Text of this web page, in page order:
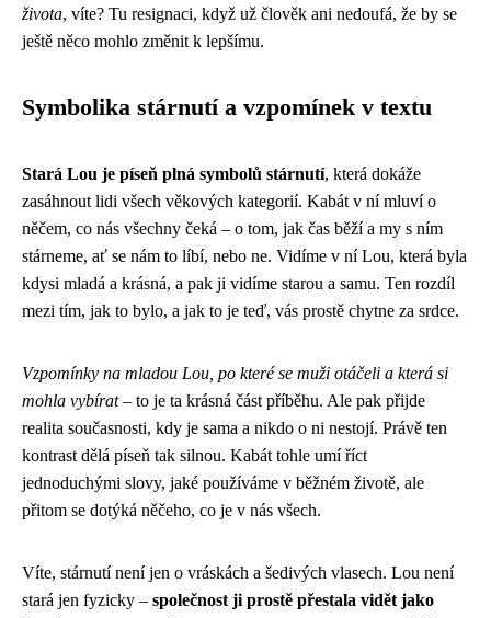
života, víte? Tu resignaci, když už člověk ani nedoufá, že by se
ještě něco mohlo změnit k lepšímu.
Symbolika stárnutí a vzpomínek v textu
Stará Lou je píseň plná symbolů stárnutí, která dokáže
zasáhnout lidi všech věkových kategorií. Kabát v ní mluví o
něčem, co nás všechny čeká – o tom, jak čas běží a my s ním
stárneme, ať se nám to líbí, nebo ne. Vidíme v ní Lou, která byla
kdysi mladá a krásná, a pak ji vidíme starou a samu. Ten rozdíl
mezi tím, jak to bylo, a jak to je teď, vás prostě chytne za srdce.
Vzpomínky na mladou Lou, po které se muži otáčeli a která si
mohla vybírat– to je ta krásná část příběhu. Ale pak přijde
realita současnosti, kdy je sama a nikdo o ni nestojí. Právě ten
kontrast dělá píseň tak silnou. Kabát tohle umí říct
jednoduchými slovy, jaké používáme v běžném životě, ale
přitom se dotýká něčeho, co je v nás všech.
Víte, stárnutí není jen o vráskách a šedivých vlasech. Lou není
stará jen fyzicky – společnost ji prostě přestala vidět jako